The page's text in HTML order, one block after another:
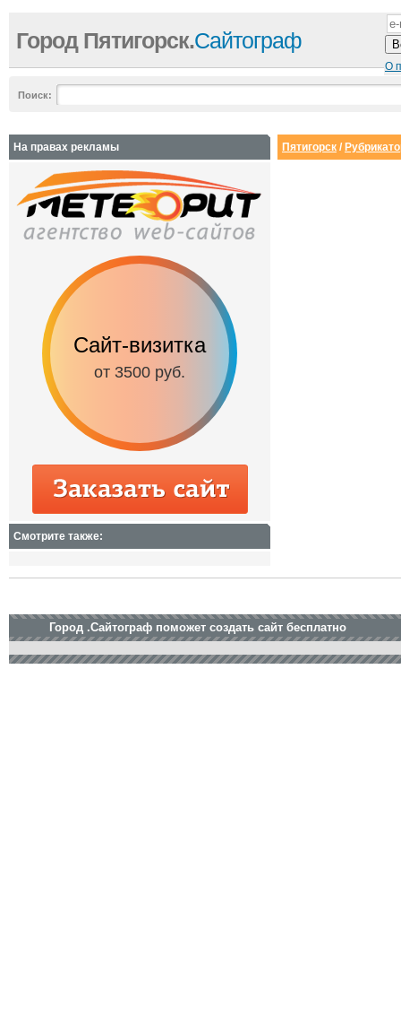
О
Город Пятигорск.Сайтограф
Поиск:
Пятигорск /
На правах рекламы
Сайт-визитка
от 3500 руб.
Смотрите также:
Город .Сайтограф поможет создать сайт бесплатно